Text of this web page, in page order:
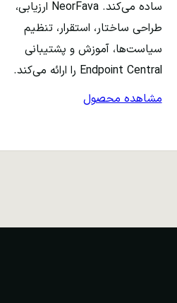
ساده می‌کند. NeorFava ارزیابی،
طراحی ساختار، استقرار، تنظیم
سیاست‌ها، آموزش و پشتیبانی
Endpoint Central را ارائه می‌کند.
مشاهده محصول